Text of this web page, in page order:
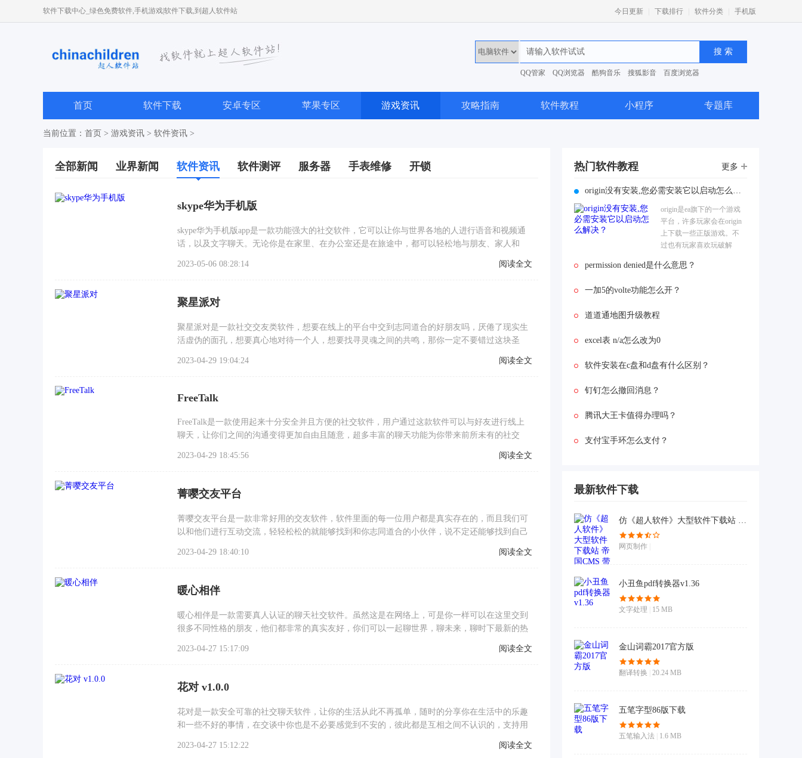
软件下载中心_绿色免费软件,手机游戏|软件下载,到超人软件站 今日更新 下载排行 软件分类 手机版
QQ管家 QQ浏览器 酷狗音乐 搜狐影音
百度浏览器
首页 软件下载 安卓专区 苹果专区 游戏资讯 攻略指南 软件教程 小程序 专题库
当前位置： 首页 > 游戏资讯 > 软件资讯 >
全部新闻 业界新闻 软件资讯 软件测评 服务器 手表维修 开锁
skype华为手机版
skype华为手机版app是一款功能强大的社交软件，它可以让你与世界各地的人进行语音和视频通
话，以及文字聊天。无论你是在家里、在办公室还是在旅途中，都可以轻松地与朋友、家人和
2023-05-06 08:28:14 阅读全文
聚星派对
聚星派对是一款社交交友类软件，想要在线上的平台中交到志同道合的好朋友吗，厌倦了现实生
活虚伪的面孔，想要真心地对待一个人，想要找寻灵魂之间的共鸣，那你一定不要错过这块圣
2023-04-29 19:04:24
阅读全文
FreeTalk
FreeTalk是一款使用起来十分安全并且方便的社交软件，用户通过这款软件可以与好友进行线上
聊天，让你们之间的沟通变得更加自由且随意，超多丰富的聊天功能为你带来前所未有的社交
2023-04-29 18:45:56 阅读全文
菁嘤交友平台
菁嘤交友平台是一款非常好用的交友软件，软件里面的每一位用户都是真实存在的，而且我们可
以和他们进行互动交流，轻轻松松的就能够找到和你志同道合的小伙伴，说不定还能够找到自己
2023-04-29 18:40:10 阅读全文
暖心相伴
暖心相伴是一款需要真人认证的聊天社交软件。虽然这是在网络上，可是你一样可以在这里交到
很多不同性格的朋友，他们都非常的真实友好，你们可以一起聊世界，聊未来，聊时下最新的热
2023-04-27 15:17:09
阅读全文
花对 v1.0.0
花对是一款安全可靠的社交聊天软件，让你的生活从此不再孤单，随时的分享你在生活中的乐趣
和一些不好的事情，在交谈中你也是不必要感觉到不安的，彼此都是互相之间不认识的，支持用
2023-04-27 15:12:22
阅读全文
热门软件教程 更多
origin没有安装,您必需安装它以启动怎么解决？
origin是ea旗下的一个游戏
平台，许多玩家会在origin
上下载一些正版游戏。不
过也有玩家喜欢玩破解
的时候，会出现“origin没有
动”的错误提示。这时候应
permission denied是什么意思？
一加5的volte功能怎么开？
道道通地图升级教程
excel表 n/a怎么改为0
软件安装在c盘和d盘有什么区别？
钉钉怎么撤回消息？
腾讯大王卡值得办理吗？
支付宝手环怎么支付？
最新软件下载
仿《超人软件》大型软件下载站 帝国CMS 带手机版 带采集
网页制作
小丑鱼pdf转换器v1.36
文字处理 15 MB
金山词霸2017官方版
翻译转换 20.24 MB
五笔字型86版下载
五笔输入法 1.6 MB